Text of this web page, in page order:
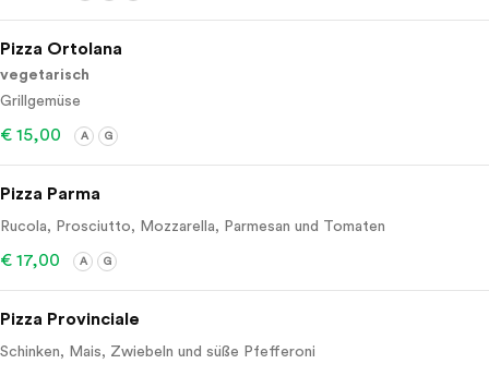
Pizza Ortolana
vegetarisch
Grillgemüse
€ 15,00 A G
Pizza Parma
Rucola, Prosciutto, Mozzarella, Parmesan und Tomaten
€ 17,00 A G
Pizza Provinciale
Schinken, Mais, Zwiebeln und süße Pfefferoni